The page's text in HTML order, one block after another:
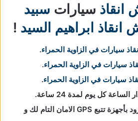
انقاذ سيارات سبيد
ابراهيم السيد !
سيارات في الزاوية الحمراء.
سيارات في الزاوية الحمراء.
سيارات في الزاوية الحمراء.
كل يوم لمدة 24 ساعة.
مزود بأجهزة تتبع GPS الامان التام لك و